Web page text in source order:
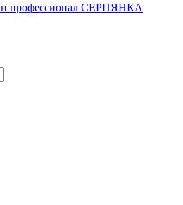
профессионал СЕРПЯНКА